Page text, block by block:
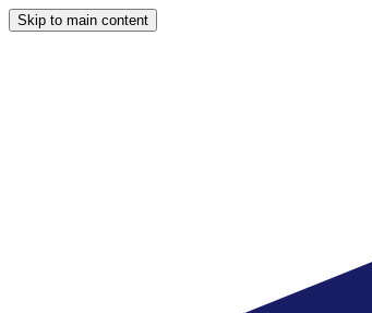
Skip to main content